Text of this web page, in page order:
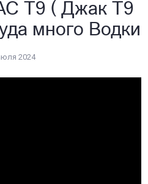
T9 ( Джак Т9
много Водки
2024